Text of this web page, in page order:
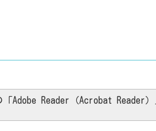
Adobe Reader（Acrobat Reader